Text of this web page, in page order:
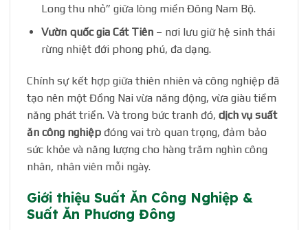
Long thu nhỏ” giữa lòng miền Đông Nam Bộ.
Vườn quốc gia Cát Tiên– nơi lưu giữ hệ sinh thái
rừng nhiệt đới phong phú, đa dạng.
Chính sự kết hợp giữa thiên nhiên và công nghiệp đã
tạo nên một Đồng Nai vừa năng động, vừa giàu tiềm
năng phát triển. Và trong bức tranh đó, dịch vụ suất
ăn công nghiệp đóng vai trò quan trọng, đảm bảo
sức khỏe và năng lượng cho hàng trăm nghìn công
nhân, nhân viên mỗi ngày.
Giới thiệu Suất Ăn Công Nghiệp &
Suất Ăn Phương Đông